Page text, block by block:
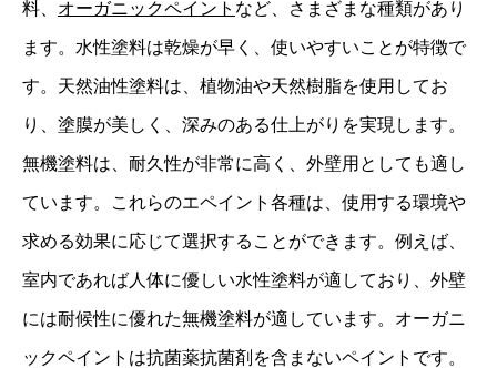
料、 オーガニックペイント など、さまざまな種類があり
ます。水性塗料は乾燥が早く、使いやすいことが特徴で
す。天然油性塗料は、植物油や天然樹脂を使用してお
り、塗膜が美しく、深みのある仕上がりを実現します。
無機塗料は、耐久性が非常に高く、外壁用としても適し
ています。これらのエペイント各種は、使用する環境や
求める効果に応じて選択することができます。例えば、
室内であれば人体に優しい水性塗料が適しており、外壁
には耐候性に優れた無機塗料が適しています。オーガニ
ックペイントは抗菌薬抗菌剤を含まないペイントです。